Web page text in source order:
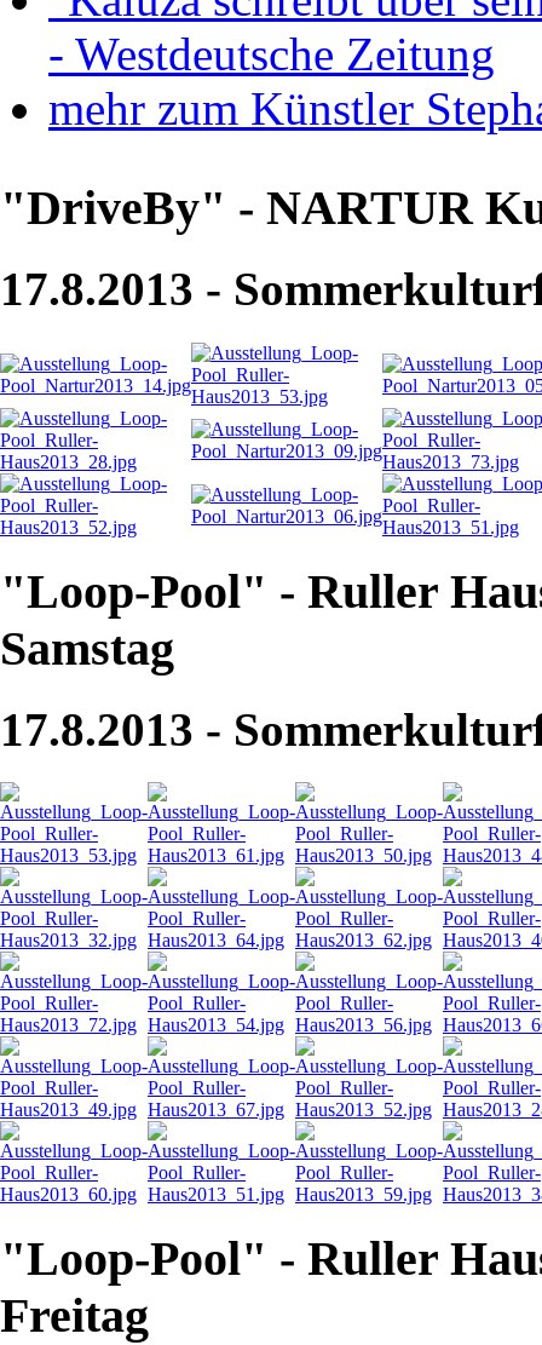
- Westdeutsche Zeitung
mehr zum Künstler
"DriveBy" - NARTUR
17.8.2013 -
"Loop-Pool" - Ruller
Samstag
17.8.2013 -
"Loop-Pool" - Ruller
Freitag